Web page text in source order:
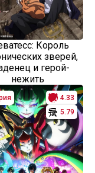
Король
зверей,
и герой-
нежить
4.33
5.79